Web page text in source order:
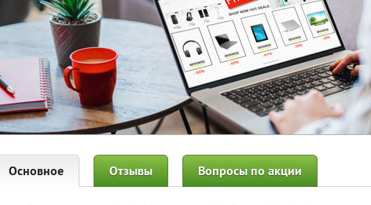
Основное Отзывы Вопросы по акции